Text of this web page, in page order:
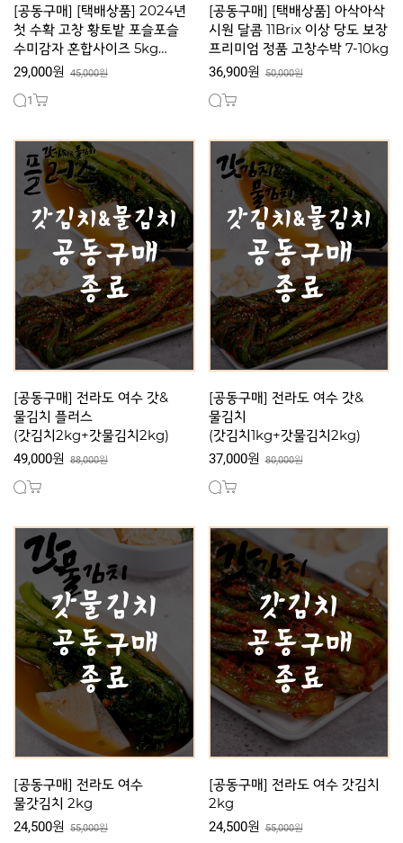
[공동구매] [택배상품] 2024년
첫 수확 고창 황토밭 포슬포슬
수미감자 혼합사이즈 5kg
[30세트 한정판매]
29,000원 45,000원
1
[공동구매] [택배상품] 아삭아삭
시원 달콤 11Brix 이상 당도 보장
프리미엄 정품 고창수박 7-10kg
36,900원 50,000원
[공동구매] 전라도 여수 갓&
물김치 플러스
(갓김치2kg+갓물김치2kg)
49,000원 88,000원
[공동구매] 전라도 여수 갓&
물김치
(갓김치1kg+갓물김치2kg)
37,000원 80,000원
[공동구매] 전라도 여수
물갓김치 2kg
24,500원 55,000원
[공동구매] 전라도 여수 갓김치
2kg
24,500원 55,000원